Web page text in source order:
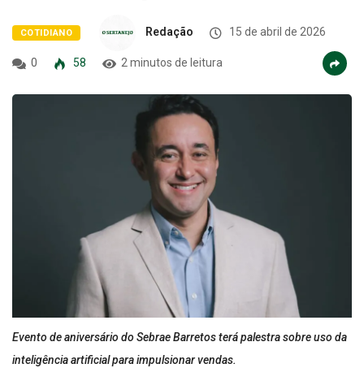
COTIDIANO Redação 15 de abril de 2026
0 58 2 minutos de leitura
Evento de aniversário do Sebrae Barretos terá palestra sobre uso da
inteligência artificial para impulsionar vendas.